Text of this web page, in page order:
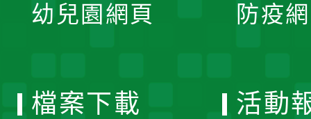
幼兒園網頁 防疫
檔案下載 活動